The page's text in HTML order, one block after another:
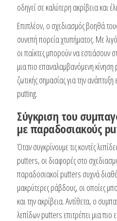
οδηγεί σε καλύτερη ακρίβεια και
Επιπλέον, ο σχεδιασμός βοηθά
συνεπή πορεία χτυπήματος. Με
οι παίκτες μπορούν να εστιάσουν
μια πιο επαναλαμβανόμενη κίνηση
ζωτικής σημασίας για την ανάπτυξη
putting.
Σύγκριση του
με παραδοσιακούς
Όταν συγκρίνουμε τις κοντές
putters, οι διαφορές στο
παραδοσιακοί putters συχνά
μακρύτερες ράβδους, οι οποίες
και την ακρίβεια. Αντίθετα, ο
λεπίδων putters επιτρέπει μια πιο